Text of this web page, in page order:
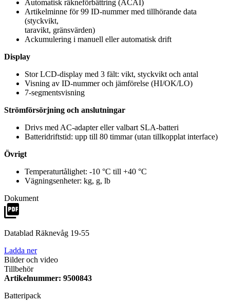
Automatisk räkneförbättring (ACAI)
Artikelminne för 99 ID-nummer med tillhörande data
(styckvikt,
taravikt, gränsvärden)
Ackumulering i manuell eller automatisk drift
Display
Stor LCD-display med 3 fält: vikt, styckvikt och antal
Visning av ID-nummer och jämförelse (HI/OK/LO)
7-segmentsvisning
Strömförsörjning och anslutningar
Drivs med AC-adapter eller valbart SLA-batteri
Batteridriftstid: upp till 80 timmar (utan tillkopplat interface)
Övrigt
Temperaturtålighet: -10 °C till +40 °C
Vägningsenheter: kg, g, lb
Dokument
Datablad Räknevåg 19-55
Ladda ner
Bilder och video
Tillbehör
Artikelnummer: 9500843
Batteripack